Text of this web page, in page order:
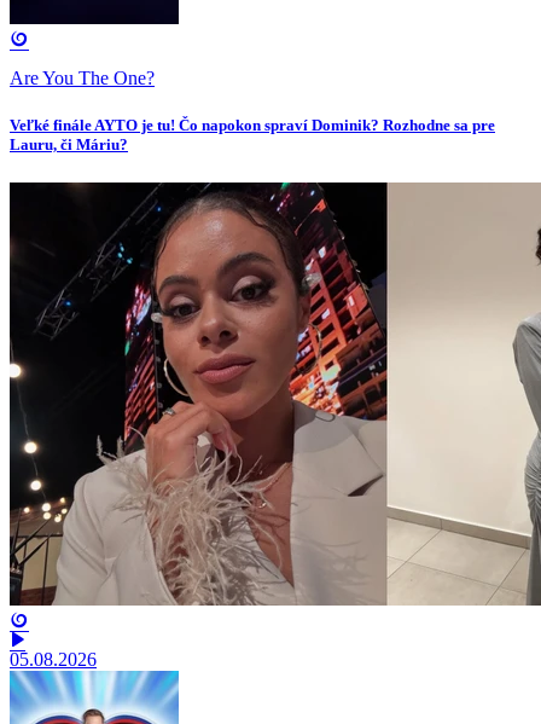
Are You The One?
Veľké finále AYTO je tu! Čo napokon spraví Dominik? Rozhodne sa pre
Lauru, či Máriu?
05.08.2026